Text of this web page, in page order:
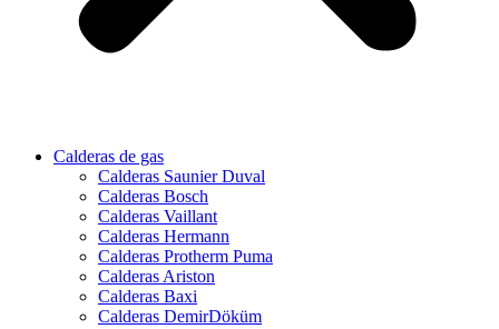
Calderas de gas
Calderas Saunier Duval
Calderas Bosch
Calderas Vaillant
Calderas Hermann
Calderas Protherm Puma
Calderas Ariston
Calderas Baxi
Calderas DemirDöküm